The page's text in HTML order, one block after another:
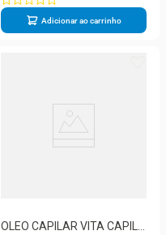
Adicionar ao carrinho
OLEO CAPILAR VITA CAPILI